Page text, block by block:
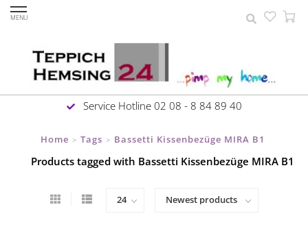
MENU
Service Hotline 02 08 - 8 84 89 40
Home > Tags > Bassetti Kissenbezüge MIRA B1
Products tagged with Bassetti Kissenbezüge MIRA B1